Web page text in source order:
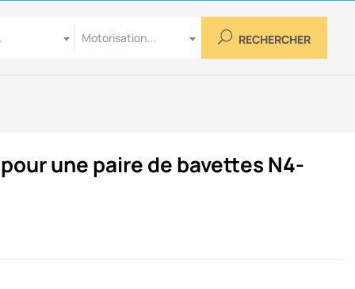
Motorisation...
RECHERCHER
une paire de bavettes N4-